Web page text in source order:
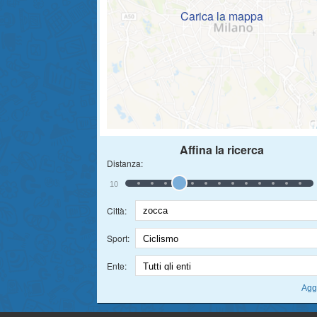
Carica la mappa
Affina la ricerca
Distanza:
10
Città:
Sport:
Ente: